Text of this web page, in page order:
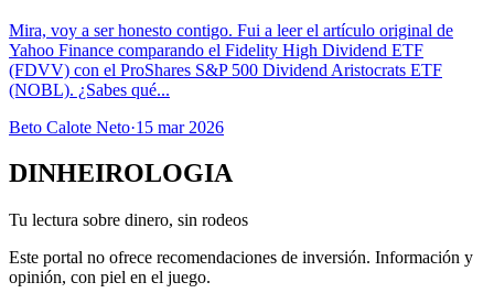
Mira, voy a ser honesto contigo. Fui a leer el artículo original de
Yahoo Finance comparando el Fidelity High Dividend ETF
(FDVV) con el ProShares S&P 500 Dividend Aristocrats ETF
(NOBL). ¿Sabes qué...
Beto Calote Neto·15 mar 2026
DINHEIROLOGIA
Tu lectura sobre dinero, sin rodeos
Este portal no ofrece recomendaciones de inversión. Información y
opinión, con piel en el juego.